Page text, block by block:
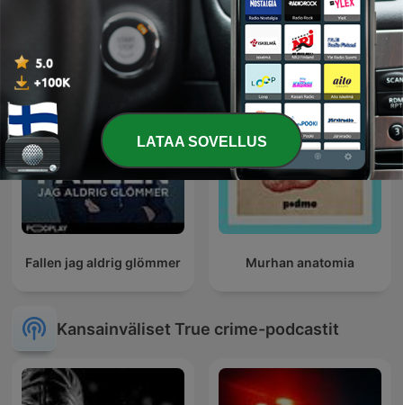
Ammattina rikos Palmujen Varjoissa
Fallen jag aldrig glömmer Murhan anatomia
Kansainväliset True crime-podcastit
LATAA SOVELLUS